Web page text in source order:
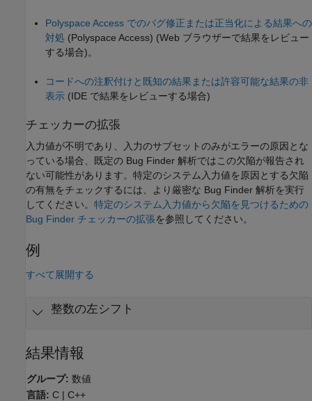
Polyspace Access でのバグ修正または正当化による結果への
対処 (Polyspace Access) (Web ブラウザーで結果をレビュー
する場合)。
コードへの注釈付けと既知の結果または許容可能な結果の非
表示 (IDE で結果をレビューする場合)
チェッカーの拡張
入力値が不明であり、入力のサブセットのみがエラーの原因とな
っている場合、既定の Bug Finder 解析ではこの欠陥が報告され
ない可能性があります。特定のシステム入力値を原因とする欠陥
の有無をチェックするには、より厳密な Bug Finder 解析を実行
してください。 特定のシステム入力値から欠陥を見つけるための
Bug Finder チェッカーの拡張を参照してください。
例
すべて展開する
整数の左シフト
結果情報
グループ: 数値
言語: C | C++